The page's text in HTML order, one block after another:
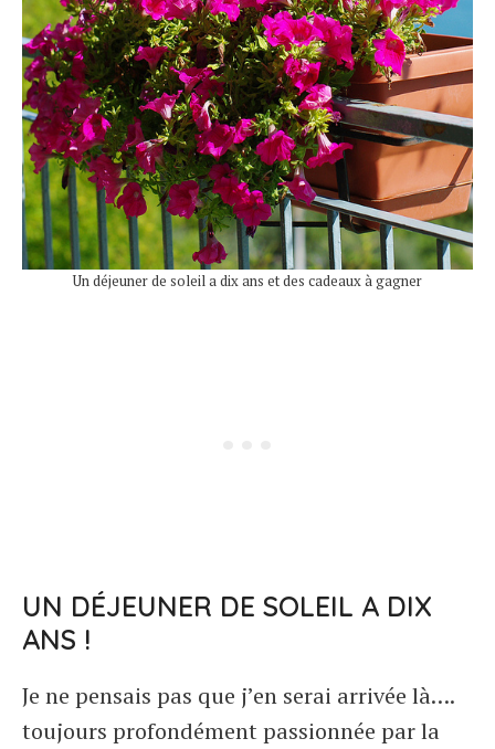
Un déjeuner de soleil a dix ans et des cadeaux à gagner
UN DÉJEUNER DE SOLEIL A DIX
ANS !
Je ne pensais pas que j’en serai arrivée là….
toujours profondément passionnée par la